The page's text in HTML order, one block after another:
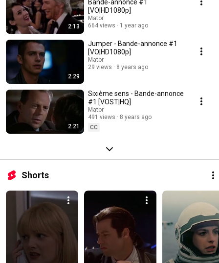
2:13
Bande-annonce #1
[VO|HD1080p]
Mator
664 views
1 year ago
2:29
Jumper - Bande-annonce #1
[VO|HD1080p]
Mator
29 views
8 years ago
2:21
Sixième sens - Bande-annonce
#1 [VOST|HQ]
Mator
491 views
8 years ago
CC
Shorts